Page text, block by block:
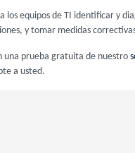
los equipos de TI identificar y
y tomar medidas
una prueba gratuita de nuestro
a usted.